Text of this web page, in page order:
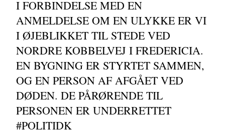
I FORBINDELSE MED EN
ANMELDELSE OM EN ULYKKE ER VI
I ØJEBLIKKET TIL STEDE VED
NORDRE KOBBELVEJ I FREDERICIA.
EN BYGNING ER STYRTET SAMMEN,
OG EN PERSON AF AFGÅET VED
DØDEN. DE PÅRØRENDE TIL
PERSONEN ER UNDERRETTET
#POLITIDK